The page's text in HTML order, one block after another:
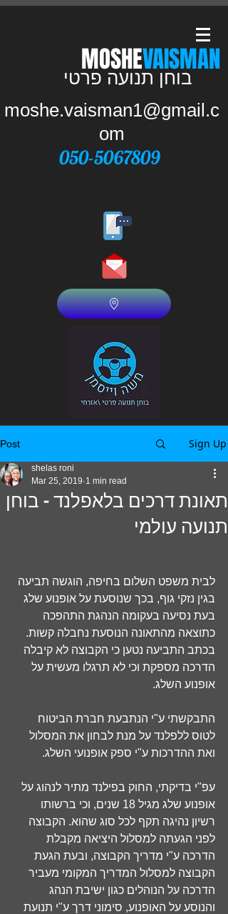
​MOSHEVAISMAN
moshe.vaisman1@gmail.c
om
050-5067809
Post Sign Up
תאונת דרכים בלאפלנד - בוחן
תנועה עולמי
shelas roni
Mar 25, 2019 1 min read
לבית משפט השלום בחיפה, הוגשה תביעה
בגין נזקי גוף, בכך שנוסעת על אופנוע שלג
בעת נסיעה בעקומה הנהגת התהפכה
כתוצאה מהתאונה הנוסעת נחבלה קשות.
בכתב התביעה נטען כי הקבוצה לא קיבלה
הדרכה מספקת וכי לא תרגלו מעשית על
אופנוע השלג.
התבקשתי ע"י הנתבעת חברת הביטוח
לטוס ללפלנד על מנת לבחון את המסלול
ואת ההדרכות ע"י ספק אופנועי השלג.
עפ"י בדיקתי, החוק בפילנד מתיר לנהוג על
אופנוע שלג מגיל 18 שנים, וכי ברשותו
רשיון נהיגה תקף לכל סוג שהוא. הקבוצה
לפני הגעתה למסלול היציאה מקבלת
הדרכה ע"י מדריך הקבוצה, ובעת הגעת
הקבוצה למסלול המדריך המקומי מעביר
הדרכה על הנוהלים כגון ישיבת הנהג
והנוסע על האופנוע, סימוני דרך ע"י תנועת